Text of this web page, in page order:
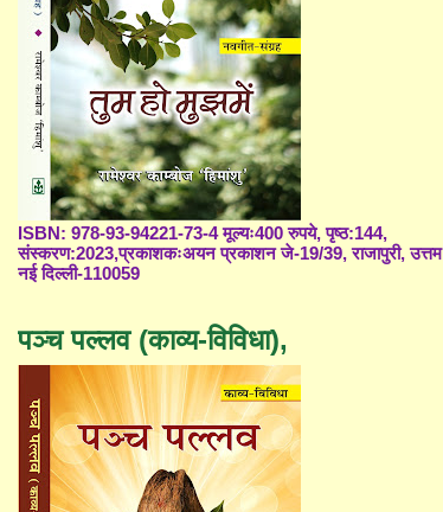
ISBN: 978-93-94221-73-4 मूल्यः400 रुपये, पृष्ठ:144,
संस्करण:2023,प्रकाशकःअयन प्रकाशन जे-19/39, राजापुरी,
नई दिल्ली-110059
पञ्च पल्लव (काव्य-विविधा),